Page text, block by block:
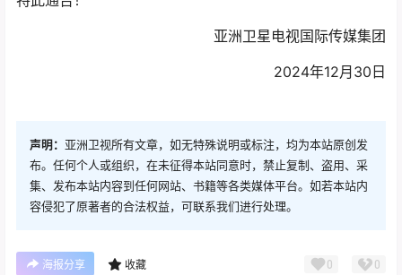
亚洲卫星电视国际传媒集团
2024年12月30日
声明： 亚洲卫视所有文章，如无特殊说明或标注，均为本站原创发
布。任何个人或组织，在未征得本站同意时，禁止复制、盗用、采
集、发布本站内容到任何网站、书籍等各类媒体平台。如若本站内
容侵犯了原著者的合法权益，可联系我们进行处理。
海报分享 收藏 0 0